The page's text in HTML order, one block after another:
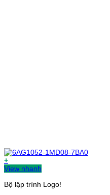
+
View nhanh
Bộ lập trình Logo!